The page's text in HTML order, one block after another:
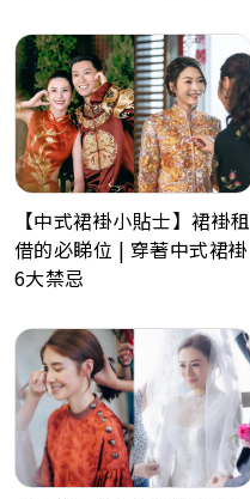
【中式裙褂小貼士】裙褂租
借的必睇位 | 穿著中式裙褂
6大禁忌